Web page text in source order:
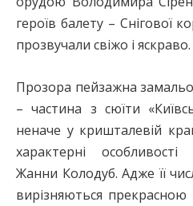
героїв балету – Снігової
прозвучали свіжо і яскраво.
Прозора пейзажна
– частина з сюїти
неначе у кришталевій
характерні
Жанни Колодуб. Адже її
вирізняються